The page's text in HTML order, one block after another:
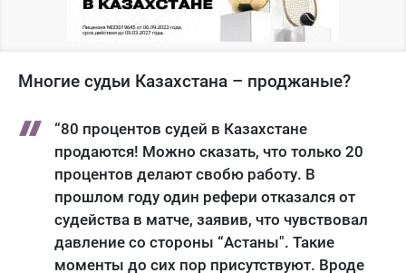
Многие судьи Казахстана – проджаные?
“80 процентов судей в Казахстане
продаются! Можно сказать, что только 20
процентов делают свобю работу. В
прошлом году один рефери отказался от
судейства в матче, заявив, что чувствовал
давление со стороны “Астаны". Такие
моменты до сих пор присутствуют. Вроде